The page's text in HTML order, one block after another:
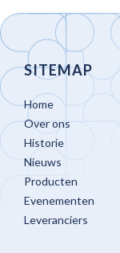
SITEMAP
Home
Over ons
Historie
Nieuws
Producten
Evenementen
Leveranciers